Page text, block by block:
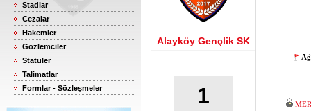
Stadlar
Cezalar
Hakemler
Gözlemciler
Statüler
Talimatlar
Formlar - Sözleşmeler
Alayköy Gençlik SK
1